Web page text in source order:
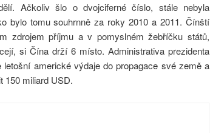
Ačkoliv šlo o dvojciferné číslo, stále nebyla
bylo tomu souhrnně za roky 2010 a 2011. Čínští
zdrojem příjmu a v pomyslném žebříčku států,
si Čína drží 6 místo. Administrativa prezidenta
americké výdaje do propagace své země a
150 miliard USD.